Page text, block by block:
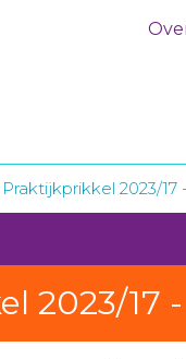
Praktijkprikkel 2023/
2023/17